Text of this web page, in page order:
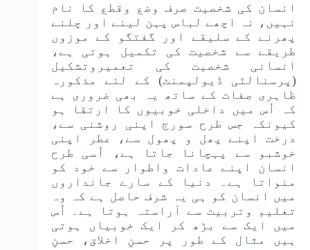
انسان کی شخصیت صرف وضع وقطع کا نام
نہیں، نہ اچھے لباس پہن لینے اور چلنے
پھرنے کے سلیقے اور گفتگو کے موزوں
طریقے سے شخصیت کی تکمیل ہوتی ہے،
انسانی شخصیت کی تعمیروتشکیل
(پرسنالٹی ڈیولپمنٹ) کے لئے مذکورہ
ظاہری صفات کے ساتھ یہ بھی ضروری ہے
کہ اُس میں داخلی خوبیوں کا ارتقا ہو
کیونکہ جس طرح سورج اپنی روشنی سے،
درخت اپنے پھل و پھول سے، عطر اپنی
خوشبو سے پہچانا جاتا ہے، اُسی طرح
انسان اپنے عادات واطوار سے خود کو
منواتا ہے۔ دنیا کے سارے جانداروں
میں انسان کو ہی یہ شرف حاصل ہے کہ وہ
تعلیم وتربیت سے آراستہ ہوتا ہے۔ اُس
میں ایک سے بڑھ کر ایک خوبیاں ہوتی
ہیں مثال کے طور پر حسنِ اخلاق، حسنِ